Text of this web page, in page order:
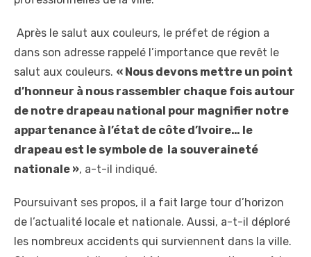
Après le salut aux couleurs, le préfet de région a
dans son adresse rappelé l’importance que revêt le
salut aux couleurs. « Nous devons mettre un point
d’honneur à nous rassembler chaque fois autour
de notre drapeau national pour magnifier notre
appartenance à l’état de côte d’Ivoire… le
drapeau est le symbole de la souveraineté
nationale », a-t-il indiqué.
Poursuivant ses propos, il a fait large tour d’horizon
de l’actualité locale et nationale. Aussi, a-t-il déploré
les nombreux accidents qui surviennent dans la ville.